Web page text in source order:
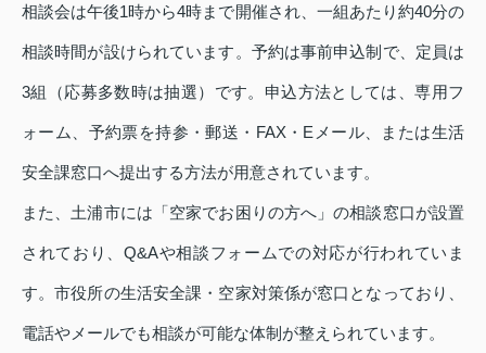
相談会は午後1時から4時まで開催され、一組あたり約40分の
相談時間が設けられています。予約は事前申込制で、定員は
3組（応募多数時は抽選）です。申込方法としては、専用フ
ォーム、予約票を持参・郵送・FAX・Eメール、または生活
安全課窓口へ提出する方法が用意されています。
また、土浦市には「空家でお困りの方へ」の相談窓口が設置
されており、Q&Aや相談フォームでの対応が行われていま
す。市役所の生活安全課・空家対策係が窓口となっており、
電話やメールでも相談が可能な体制が整えられています。